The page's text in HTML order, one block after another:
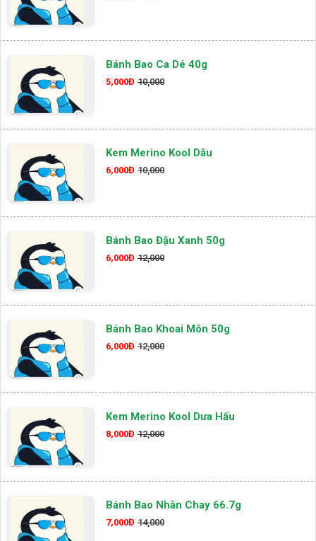
Bánh Bao Ca Dé 40g
5,000Đ 10,000
Kem Merino Kool Dâu
6,000Đ 10,000
Bánh Bao Đậu Xanh 50g
6,000Đ 12,000
Bánh Bao Khoai Môn 50g
6,000Đ 12,000
Kem Merino Kool Dưa Hấu
8,000Đ 12,000
Bánh Bao Nhân Chay 66.7g
7,000Đ 14,000